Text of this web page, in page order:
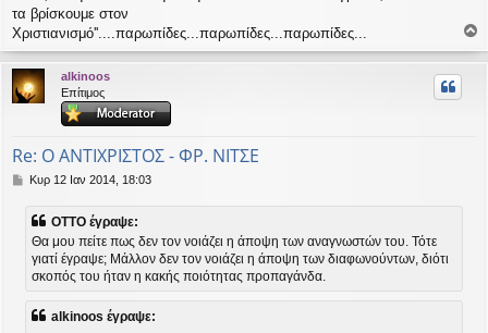
τα βρίσκουμε στον
Χριστιανισμό''....παρωπίδες...παρωπίδες...παρωπίδες...
ο
ρ
alkinoos
Επίτιμος
Re: Ο ΑΝΤΙΧΡΙΣΤΟΣ - ΦΡ. ΝΙΤΣΕ
Δ
σ
σ
Κυρ 12 Ιαν 2014, 18:03
OTTO έγραψε:
Θα μου πείτε πως δεν τον νοιάζει η άποψη των αναγνωστών του. Τότε
γιατί έγραψε; Μάλλον δεν τον νοιάζει η άποψη των διαφωνούντων, διότι
σκοπός του ήταν η κακής ποιότητας προπαγάνδα.
alkinoos έγραψε: